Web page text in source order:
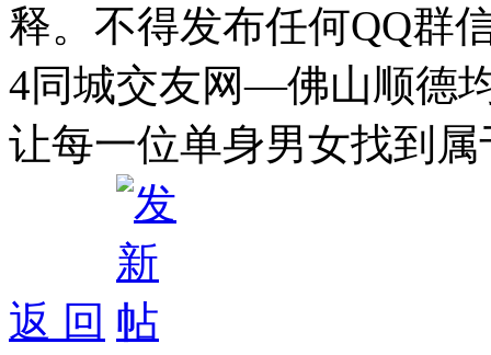
释。不得发布任何QQ群
4同城交友网—佛山顺德
让每一位单身男女找到
返 回